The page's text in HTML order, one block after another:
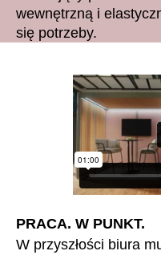
Chorwacja (HR)
Dania(DK)
Filipiny(PH)
Finlandia(FI)
Francja (FR)
(GH)
Grecja(GR)
Gwinea(GN)
Hiszpania
Holandia(NL)
wewnętrzną i
się potrzeby.
PRACA. W PUNKT.
W przyszłości biura